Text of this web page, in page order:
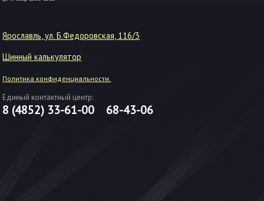
Ярославль, ул. Б.Федоровская, 116/3
Шинный калькулятор
Политика конфиденциальности.
Единый контактный центр:
8 (4852) 33-61-00 68-43-06